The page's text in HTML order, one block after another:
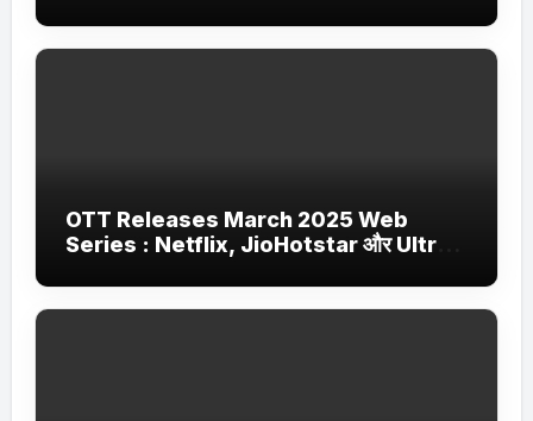
OTT Releases March 2025 Web
Series : Netflix, JioHotstar और Ultra